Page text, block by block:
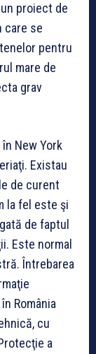
proiect de
care se
pentru
mare de
grav
New York
Existau
de curent
la fel este şi
de faptul
Este normal
Întrebarea
România
cu
a